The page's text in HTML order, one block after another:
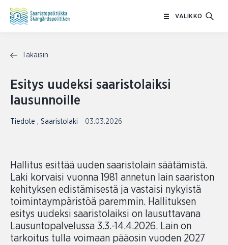
VALIKKO
Takaisin
Esitys uudeksi saaristolaiksi
lausunnoille
Tiedote , Saaristolaki 03.03.2026
Hallitus esittää uuden saaristolain säätämistä.
Laki korvaisi vuonna 1981 annetun lain saariston
kehityksen edistämisestä ja vastaisi nykyistä
toimintaympäristöä paremmin. Hallituksen
esitys uudeksi saaristolaiksi on lausuttavana
Lausuntopalvelussa 3.3.-14.4.2026. Lain on
tarkoitus tulla voimaan pääosin vuoden 2027